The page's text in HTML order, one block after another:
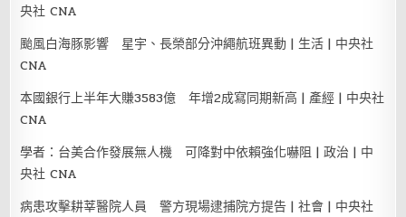
央社 CNA
颱風白海豚影響 星宇、長榮部分沖繩航班異動 | 生活 | 中央社
CNA
本國銀行上半年大賺3583億 年增2成寫同期新高 | 產經 | 中央社
CNA
學者：台美合作發展無人機 可降對中依賴強化嚇阻 | 政治 | 中
央社 CNA
病患攻擊耕莘醫院人員 警方現場逮捕院方提告 | 社會 | 中央社